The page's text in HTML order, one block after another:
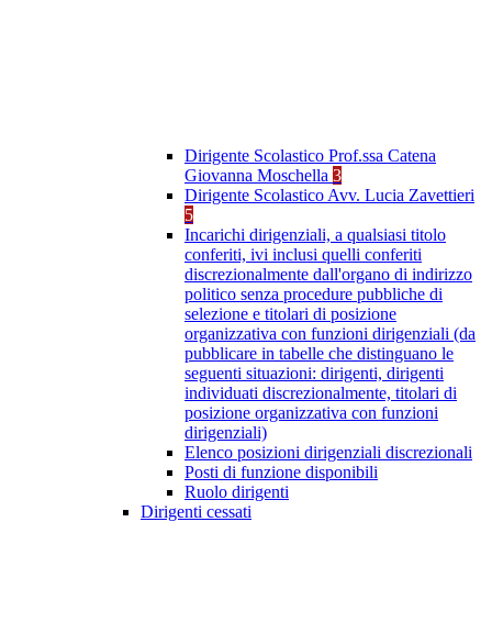
Dirigente Scolastico Prof.ssa Catena
Giovanna Moschella 3
Dirigente Scolastico Avv. Lucia Zavettieri
5
Incarichi dirigenziali, a qualsiasi titolo
conferiti, ivi inclusi quelli conferiti
discrezionalmente dall'organo di indirizzo
politico senza procedure pubbliche di
selezione e titolari di posizione
organizzativa con funzioni dirigenziali (da
pubblicare in tabelle che distinguano le
seguenti situazioni: dirigenti, dirigenti
individuati discrezionalmente, titolari di
posizione organizzativa con funzioni
dirigenziali)
Elenco posizioni dirigenziali discrezionali
Posti di funzione disponibili
Ruolo dirigenti
Dirigenti cessati